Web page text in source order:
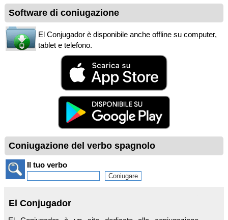
Software di coniugazione
El Conjugador è disponibile anche offline su computer,
tablet e telefono.
Coniugazione del verbo spagnolo
Il tuo verbo
El Conjugador